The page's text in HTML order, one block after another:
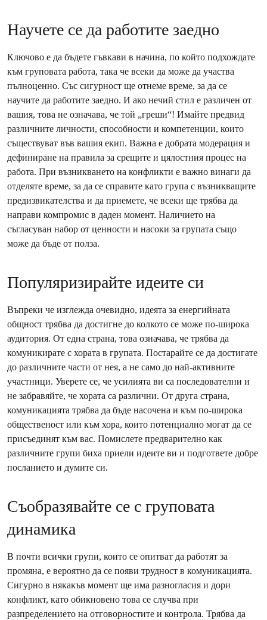
Научете се да работите заедно
Ключово е да бъдете гъвкави в начина, по който подхождате
към груповата работа, така че всеки да може да участва
пълноценно. Със сигурност ще отнеме време, за да се
научите да работите заедно. И ако нечий стил е различен от
вашия, това не означава, че той „греши“! Имайте предвид
различните личности, способности и компетенции, които
съществуват във вашия екип. Важна е добрата модерация и
дефиниране на правила за срещите и цялостния процес на
работа. При възникването на конфликти е важно винаги да
отделяте време, за да се справите като група с възникващите
предизвикателства и да приемете, че всеки ще трябва да
направи компромис в даден момент. Наличието на
съгласуван набор от ценности и насоки за групата също
може да бъде от полза.
Популяризирайте идеите си
Въпреки че изглежда очевидно, идеята за енергийната
общност трябва да достигне до колкото се може по-широка
аудитория. От една страна, това означава, че трябва да
комуникирате с хората в групата. Постарайте се да достигате
до различните части от нея, а не само до най-активните
участници. Уверете се, че усилията ви са последователни и
не забравяйте, че хората са различни. От друга страна,
комуникацията трябва да бъде насочена и към по-широка
общественост или към хора, които потенциално могат да се
присъединят към вас. Помислете предварително как
различните групи биха приели идеите ви и подгответе добре
посланието и думите си.
Съобразявайте се с груповата
динамика
В почти всички групи, които се опитват да работят за
промяна, е вероятно да се появи трудност в комуникацията.
Сигурно в някакъв момент ще има разногласия и дори
конфликт, като обикновено това се случва при
разпределението на отговорностите и контрола. Трябва да